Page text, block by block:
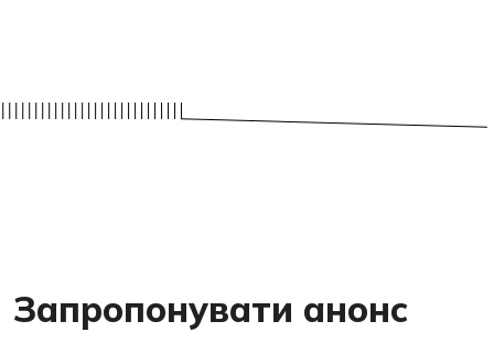
Запропонувати анонс